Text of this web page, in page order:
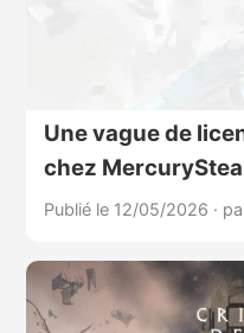
Une vague de
chez
Publié le 12/05/2026 ·